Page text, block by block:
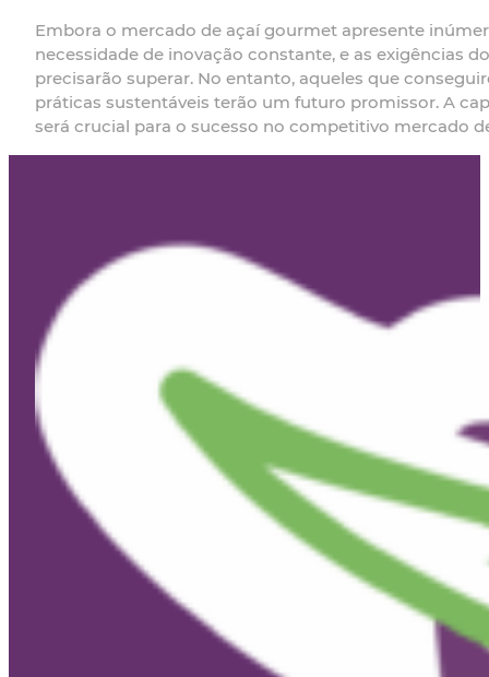
Embora o mercado de açaí gourmet apresente
necessidade de inovação constante, e as exigências
precisarão superar. No entanto, aqueles que
práticas sustentáveis terão um futuro promissor. A
será crucial para o sucesso no competitivo mercado